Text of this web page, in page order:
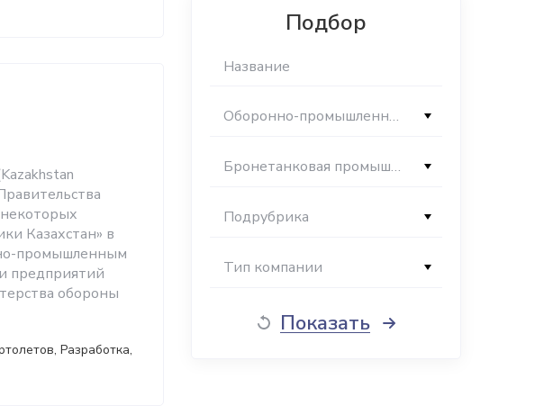
Казахстан» в
промышленным
предприятий
обороны
Разработка,
Подбор
Оборонно-промышленный комплекс
Бронетанковая промышленность
Подрубрика
Тип компании
Показать